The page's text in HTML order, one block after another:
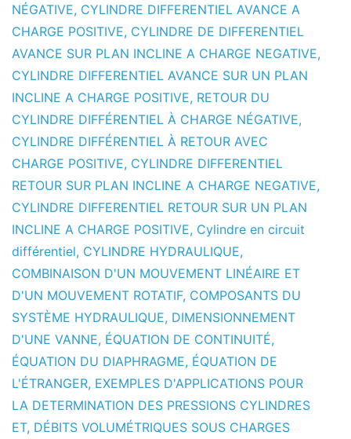
NÉGATIVE, CYLINDRE DIFFERENTIEL AVANCE A
CHARGE POSITIVE, CYLINDRE DE DIFFERENTIEL
AVANCE SUR PLAN INCLINE A CHARGE NEGATIVE,
CYLINDRE DIFFERENTIEL AVANCE SUR UN PLAN
INCLINE A CHARGE POSITIVE, RETOUR DU
CYLINDRE DIFFÉRENTIEL À CHARGE NÉGATIVE,
CYLINDRE DIFFÉRENTIEL À RETOUR AVEC
CHARGE POSITIVE, CYLINDRE DIFFERENTIEL
RETOUR SUR PLAN INCLINE A CHARGE NEGATIVE,
CYLINDRE DIFFERENTIEL RETOUR SUR UN PLAN
INCLINE A CHARGE POSITIVE, Cylindre en circuit
différentiel, CYLINDRE HYDRAULIQUE,
COMBINAISON D'UN MOUVEMENT LINÉAIRE ET
D'UN MOUVEMENT ROTATIF, COMPOSANTS DU
SYSTÈME HYDRAULIQUE, DIMENSIONNEMENT
D'UNE VANNE, ÉQUATION DE CONTINUITÉ,
ÉQUATION DU DIAPHRAGME, ÉQUATION DE
L'ÉTRANGER, EXEMPLES D'APPLICATIONS POUR
LA DETERMINATION DES PRESSIONS CYLINDRES
ET, DÉBITS VOLUMÉTRIQUES SOUS CHARGES